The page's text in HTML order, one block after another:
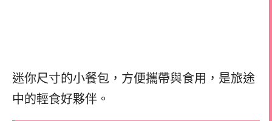
迷你尺寸的小餐包，方便攜帶與食用，是旅途
中的輕食好夥伴。